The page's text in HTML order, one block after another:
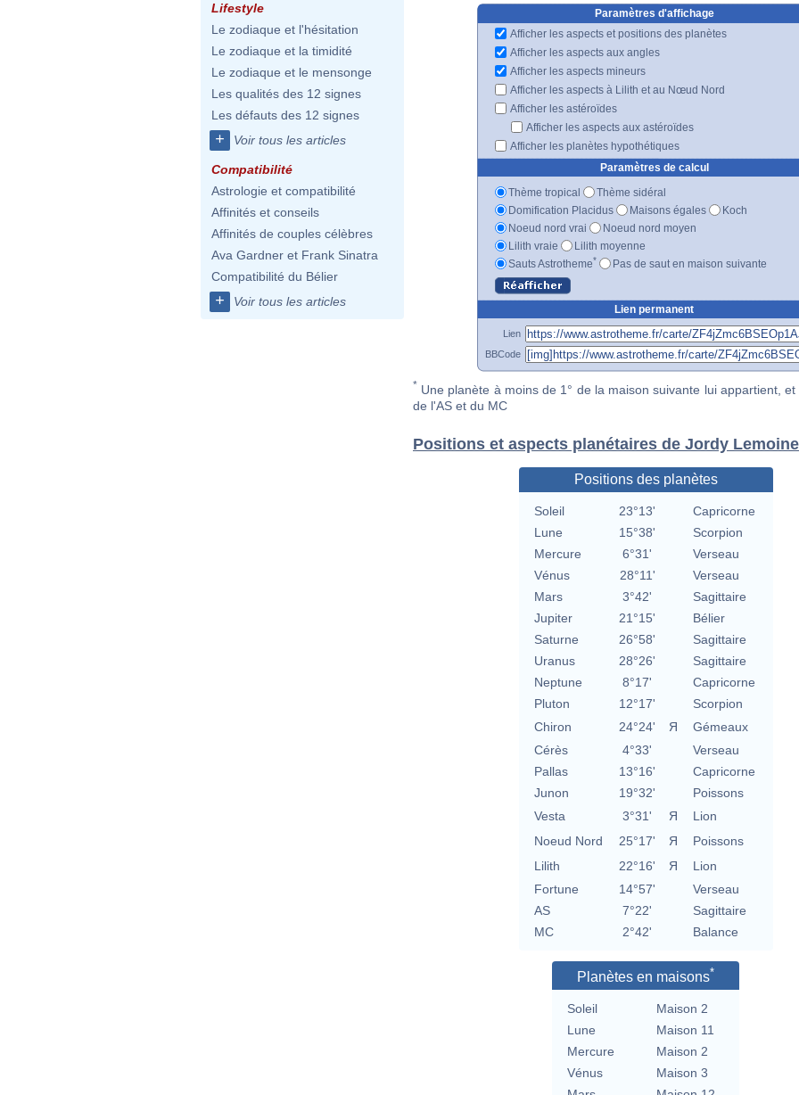
Lifestyle
Le zodiaque et l'hésitation
Le zodiaque et la timidité
Le zodiaque et le mensonge
Les qualités des 12 signes
Les défauts des 12 signes
+ Voir tous les articles
Compatibilité
Astrologie et compatibilité
Affinités et conseils
Affinités de couples célèbres
Ava Gardner et Frank Sinatra
Compatibilité du Bélier
+ Voir tous les articles
Paramètres d'affichage
Afficher les aspects et positions des planètes
Afficher les aspects aux angles
Afficher les aspects mineurs
Afficher les aspects à Lilith et au Nœud Nord
Afficher les astéroïdes
Afficher les aspects aux astéroïdes
Afficher les planètes hypothétiques
Paramètres de calcul
Thème tropical
Thème sidéral
Domification Placidus
Maisons égales
Koch
Noeud nord vrai
Noeud nord moyen
Lilith vraie
Lilith moyenne
Sauts Astrotheme* Pas de saut en maison suivante
Lien permanent
Lien
BBCode
* Une planète à moins de 1° de la maison suivante lui appartient, et
de l'AS et du MC
Positions et aspects planétaires de Jordy Lemoine
Positions des planètes
Soleil 23°13'
Capricorne
Lune
15°38'
Scorpion
Mercure
6°31'
Verseau
Vénus
28°11'
Verseau
Mars
3°42'
Sagittaire
Jupiter
21°15'
Bélier
Saturne
26°58'
Sagittaire
Uranus
28°26'
Sagittaire
Neptune
8°17'
Capricorne
Pluton
12°17'
Scorpion
Chiron
24°24' Я
Gémeaux
Cérès
4°33'
Verseau
Pallas
13°16'
Capricorne
Junon
19°32'
Poissons
Vesta
3°31' Я
Lion
Noeud Nord
25°17' Я
Poissons
Lilith
22°16' Я
Lion
Fortune
14°57'
Verseau
AS
7°22'
Sagittaire
MC
2°42' Balance
Planètes en maisons*
Soleil
Maison 2
Lune
Maison 11
Mercure
Maison 2
Vénus
Maison 3